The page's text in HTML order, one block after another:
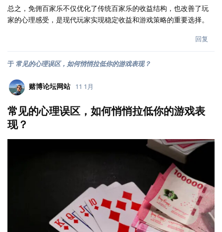
总之，免佣百家乐不仅优化了传统百家乐的收益结构，也改善了玩
家的心理感受，是现代玩家实现稳定收益和游戏策略的重要选择。
回复
于 常见的心理误区，如何悄悄拉低你的游戏表现？
赌博论坛网站 11 1月
常见的心理误区，如何悄悄拉低你的游戏表
现？